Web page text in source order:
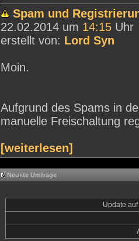
Spam und
22.02.2014 um 14:15 Uhr
erstellt von: Lord Syn
Moin.
Aufgrund des Spams in
manuelle Freischaltung
[weiterlesen]
Neuste Umfrage
Update